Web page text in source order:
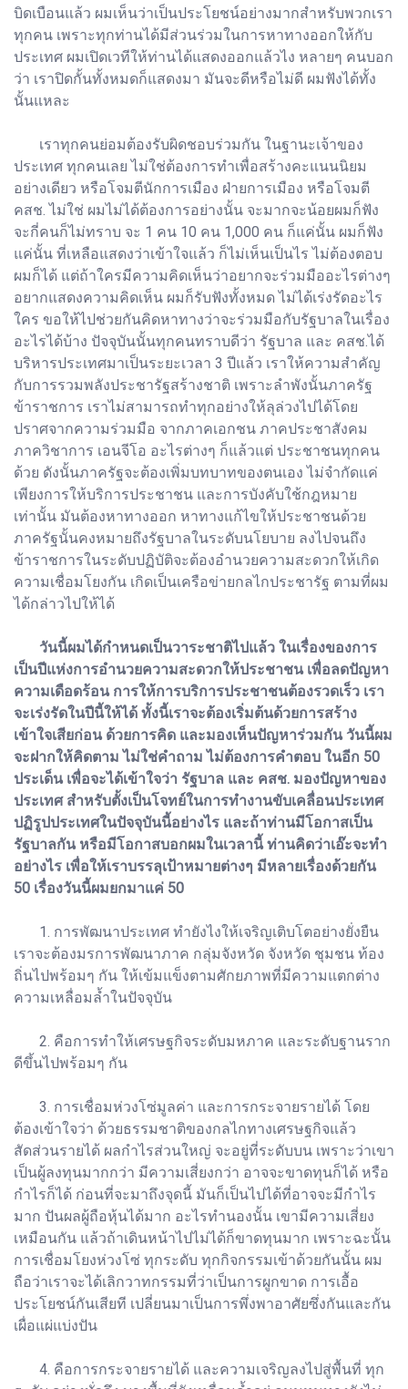
บิดเบือนแล้ว ผมเห็นว่าเป็นประโยชน์อย่างมากสำหรับพวกเรา
ทุกคน เพราะทุกท่านได้มีส่วนร่วมในการหาทางออกให้กับ
ประเทศ ผมเปิดเวทีให้ท่านได้แสดงออกแล้วไง หลายๆ คนบอก
ว่า เราปิดกั้นทั้งหมดก็แสดงมา มันจะดีหรือไม่ดี ผมฟังได้ทั้ง
นั้นแหละ
เราทุกคนย่อมต้องรับผิดชอบร่วมกัน ในฐานะเจ้าของ
ประเทศ ทุกคนเลย ไม่ใช่ต้องการทำเพื่อสร้างคะแนนนิยม
อย่างเดียว หรือโจมตีนักการเมือง ฝ่ายการเมือง หรือโจมตี
คสช. ไม่ใช่ ผมไม่ได้ต้องการอย่างนั้น จะมากจะน้อยผมก็ฟัง
จะกี่คนก็ไม่ทราบ จะ 1 คน 10 คน 1,000 คน ก็แค่นั้น ผมก็ฟัง
แค่นั้น ที่เหลือแสดงว่าเข้าใจแล้ว ก็ไม่เห็นเป็นไร ไม่ต้องตอบ
ผมก็ได้ แต่ถ้าใครมีความคิดเห็นว่าอยากจะร่วมมืออะไรต่างๆ
อยากแสดงความคิดเห็น ผมก็รับฟังทั้งหมด ไม่ได้เร่งรัดอะไร
ใคร ขอให้ไปช่วยกันคิดหาทางว่าจะร่วมมือกับรัฐบาลในเรื่อง
อะไรได้บ้าง ปัจจุบันนั้นทุกคนทราบดีว่า รัฐบาล และ คสช.ได้
บริหารประเทศมาเป็นระยะเวลา 3 ปีแล้ว เราให้ความสำคัญ
กับการรวมพลังประชารัฐสร้างชาติ เพราะลำพังนั้นภาครัฐ
ข้าราชการ เราไม่สามารถทำทุกอย่างให้ลุล่วงไปได้โดย
ปราศจากความร่วมมือ จากภาคเอกชน ภาคประชาสังคม
ภาควิชาการ เอนจีโอ อะไรต่างๆ ก็แล้วแต่ ประชาชนทุกคน
ด้วย ดังนั้นภาครัฐจะต้องเพิ่มบทบาทของตนเอง ไม่จำกัดแค่
เพียงการให้บริการประชาชน และการบังคับใช้กฎหมาย
เท่านั้น มันต้องหาทางออก หาทางแก้ไขให้ประชาชนด้วย
ภาครัฐนั้นคงหมายถึงรัฐบาลในระดับนโยบาย ลงไปจนถึง
ข้าราชการในระดับปฏิบัติจะต้องอำนวยความสะดวกให้เกิด
ความเชื่อมโยงกัน เกิดเป็นเครือข่ายกลไกประชารัฐ ตามที่ผม
ได้กล่าวไปให้ได้
วันนี้ผมได้กำหนดเป็นวาระชาติไปแล้ว ในเรื่องของการ
เป็นปีแห่งการอำนวยความสะดวกให้ประชาชน เพื่อลดปัญหา
ความเดือดร้อน การให้การบริการประชาชนต้องรวดเร็ว เรา
จะเร่งรัดในปีนี้ให้ได้ ทั้งนี้เราจะต้องเริ่มต้นด้วยการสร้าง
เข้าใจเสียก่อน ด้วยการคิด และมองเห็นปัญหาร่วมกัน วันนี้ผม
จะฝากให้คิดตาม ไม่ใช่คำถาม ไม่ต้องการคำตอบ ในอีก 50
ประเด็น เพื่อจะได้เข้าใจว่า รัฐบาล และ คสช. มองปัญหาของ
ประเทศ สำหรับตั้งเป็นโจทย์ในการทำงานขับเคลื่อนประเทศ
ปฏิรูปประเทศในปัจจุบันนี้อย่างไร และถ้าท่านมีโอกาสเป็น
รัฐบาลกัน หรือมีโอกาสบอกผมในเวลานี้ ท่านคิดว่าเอ๊ะจะทำ
อย่างไร เพื่อให้เราบรรลุเป้าหมายต่างๆ มีหลายเรื่องด้วยกัน
50 เรื่องวันนี้ผมยกมาแค่ 50
1. การพัฒนาประเทศ ทำยังไงให้เจริญเติบโตอย่างยั่งยืน
เราจะต้องมรการพัฒนาภาค กลุ่มจังหวัด จังหวัด ชุมชน ท้อง
ถิ่นไปพร้อมๆ กัน ให้เข้มแข็งตามศักยภาพที่มีความแตกต่าง
ความเหลื่อมล้ำในปัจจุบัน
2. คือการทำให้เศรษฐกิจระดับมหภาค และระดับฐานราก
ดีขึ้นไปพร้อมๆ กัน
3. การเชื่อมห่วงโซ่มูลค่า และการกระจายรายได้ โดย
ต้องเข้าใจว่า ด้วยธรรมชาติของกลไกทางเศรษฐกิจแล้ว
สัดส่วนรายได้ ผลกำไรส่วนใหญ่ จะอยู่ที่ระดับบน เพราะว่าเขา
เป็นผู้ลงทุนมากกว่า มีความเสี่ยงกว่า อาจจะขาดทุนก็ได้ หรือ
กำไรก็ได้ ก่อนที่จะมาถึงจุดนี้ มันก็เป็นไปได้ที่อาจจะมีกำไร
มาก ปันผลผู้ถือหุ้นได้มาก อะไรทำนองนั้น เขามีความเสี่ยง
เหมือนกัน แล้วถ้าเดินหน้าไปไม่ได้ก็ขาดทุนมาก เพราะฉะนั้น
การเชื่อมโยงห่วงโซ่ ทุกระดับ ทุกกิจกรรมเข้าด้วยกันนั้น ผม
ถือว่าเราจะได้เลิกวาทกรรมที่ว่าเป็นการผูกขาด การเอื้อ
ประโยชน์กันเสียที เปลี่ยนมาเป็นการพึ่งพาอาศัยซึ่งกันและกัน
เผื่อแผ่แบ่งปัน
4. คือการกระจายรายได้ และความเจริญลงไปสู่พื้นที่ ทุก